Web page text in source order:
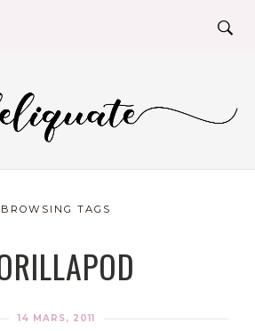
BROWSING TAGS
14 MARS, 2011